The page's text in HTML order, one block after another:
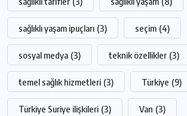
sağlıklı yaşam ipuçları (3) seçim (4)
sosyal medya (3) teknik özellikler (3)
temel sağlık hizmetleri (3) Türkiye (9)
Türkiye Suriye ilişkileri (3) Van (3)